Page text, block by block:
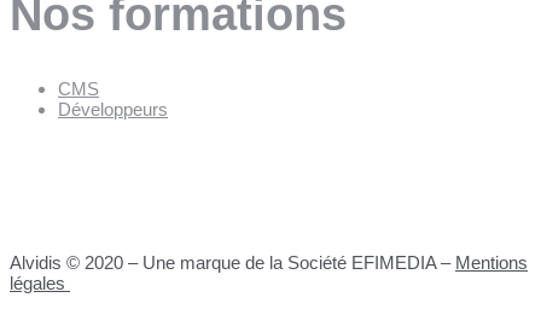
Nos formations
CMS
Développeurs
Alvidis © 2020 – Une marque de la Société EFIMEDIA – Mentions
légales